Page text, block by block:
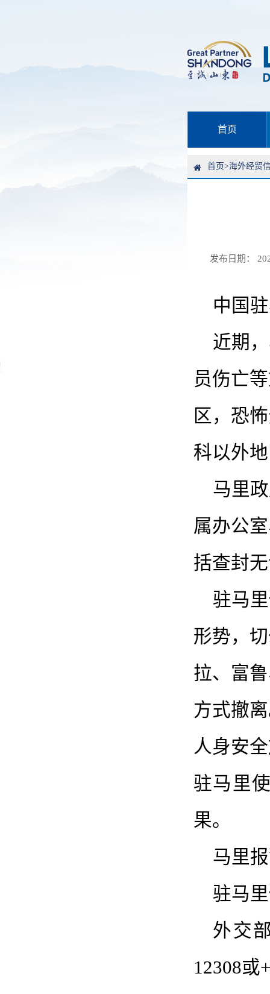
首页
首页>海外经贸
发布日期：
中国
近期
员伤亡
区，恐
科以外
马里
属办公
括查封
驻马
形势，
拉、富
方式撤
人身安
驻马里
果。
马里
驻马
外交
12308或